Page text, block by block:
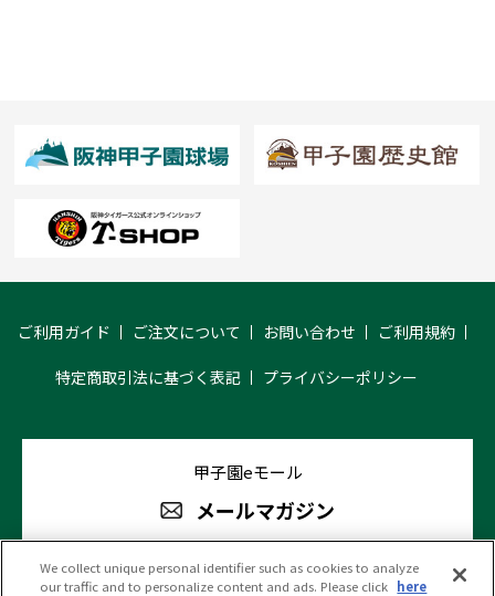
ご利用ガイド ご注文について お問い合わせ ご利用規約
特定商取引法に基づく表記 プライバシーポリシー
甲子園eモール
メールマガジン
We collect unique personal identifier such as cookies to analyze
our traffic and to personalize content and ads. Please click here